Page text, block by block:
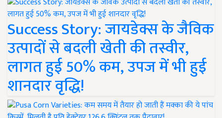
Success Story: जायडेक्स के जैविक
उत्पादों से बदली खेती की तस्वीर,
लागत हुई 50% कम, उपज में भी हुई
शानदार वृद्धि!